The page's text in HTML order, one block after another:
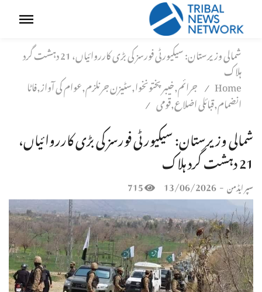
شمالی وزیرستان: سیکیورٹی فورسز کی بڑی کارروائیاں، 21 دہشت گرد
ہلاک
Home
/ جرائم,خیبر پختونخوا,سٹیزن جرنلزم,عوام کی آواز,فاٹا
انضمام,قبائلی اضلاع,قومی /
شمالی وزیرستان: سیکیورٹی فورسز کی بڑی کارروائیاں،
21 دہشت گرد ہلاک
سپر ایڈمن -
13/06/2026